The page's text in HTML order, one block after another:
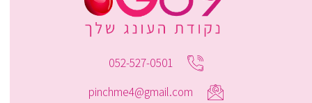
052-527-0501
pinchme4@gmail.com